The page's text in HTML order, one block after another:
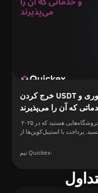
خرج کردن USDT در ۲۰۲۵: آنلاین، فروش حضوری و
که آن را می‌پذیرند
تیم Quickex·